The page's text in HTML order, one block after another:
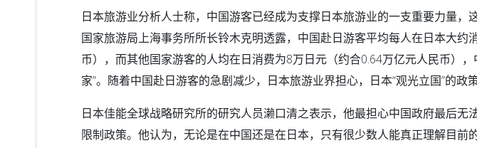
日本旅游业分析人士称，中国游客已经成为支撑日本旅游业的一支重要力量，
国家旅游局上海事务所所长铃木克明透露，中国赴日游客平均每人在日本大约
币），而其他国家游客的人均在日消费为8万日元（约合0.64万亿元人民币）
家”。随着中国赴日游客的急剧减少，日本旅游业界担心，日本“观光立国”的政
日本佳能全球战略研究所的研究人员濑口清之表示，他最担心中国政府最后无
限制政策。他认为，无论是在中国还是在日本，只有很少数人能真正理解目前